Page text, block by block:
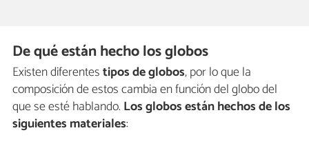
De qué están hecho los globos
Existen diferentestipos de globos, por lo que la
composición de estos cambia en función del globo del
que se esté hablando. Los globos están hechos de los
siguientes materiales: